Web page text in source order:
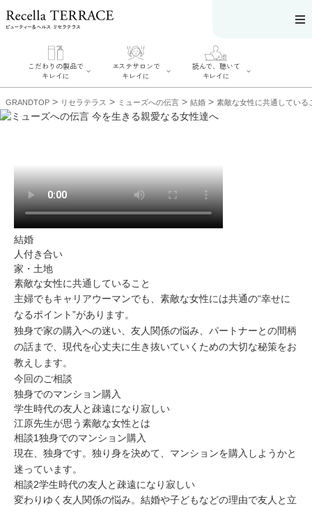
こだわりの製品で
キレイに
SERIES#01 私た
ちについて
SERIES#02 水へ
のこだわり
SERIES#03 無
添加化粧品につ
いて
エステサロンで
キレイに
リフティング認
定者在籍サロン
を探す
肌改善のプロが
は？
読んで、聴いて
キレイに
レイに
リセラジャーナ
ル
糖質制限レシピ
一覧
のしわ 敏感肌 た
るみ シミ
コラム
GRANDTOP > リセラテラス > ミューズへの伝言 > 結婚 > 素敵な女性に共通している
結婚
人付き合い
家・土地
素敵な女性に共通していること
主婦でもキャリアウーマンでも、素敵な女性には共通の“幸せに
なるポイント”があります。
独身で家の購入への迷い、友人関係の悩み、パートナーとの間柄
の話まで、現代を心丈夫に生き抜いていくための大切な秘策をお
教えします。
今回のご相談
独身でのマンション購入
学生時代の友人と疎遠になり寂しい
江原先生が思う素敵な女性とは
相談1独身でのマンション購入
現在、独身です。独り身を決めて、マンションを購入しようかと
迷っています。
相談2学生時代の友人と疎遠になり寂しい
変わりゆく友人関係の悩み。結婚や子どもなどの理由で友人と立